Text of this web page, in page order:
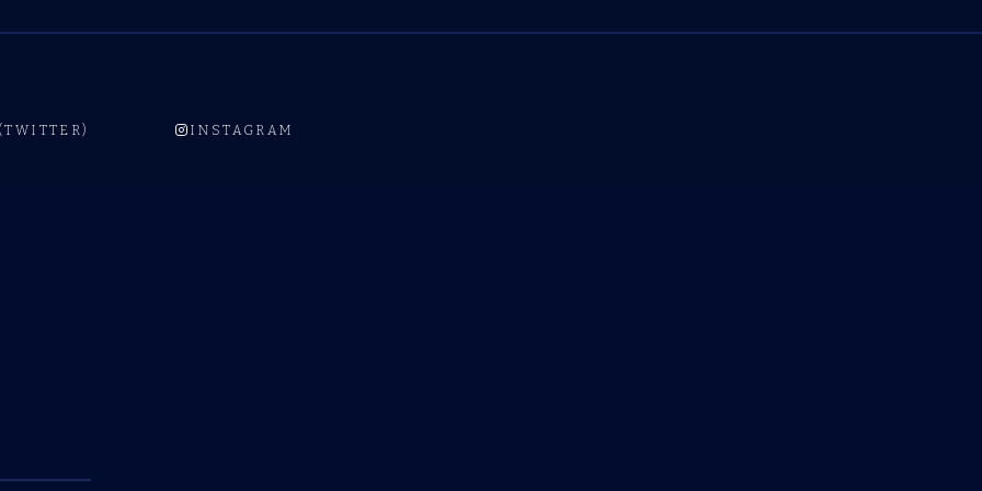
INSTAGRAM